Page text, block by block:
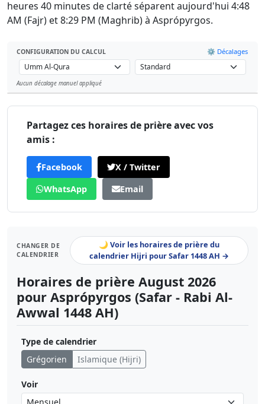
heures 40 minutes de clarté séparent aujourd'hui 4:48
AM (Fajr) et 8:29 PM (Maghrib) à Asprópyrgos.
CONFIGURATION DU CALCUL ⚙️ Décalages
Aucun décalage manuel appliqué
Partagez ces horaires de prière avec vos
amis :
Facebook
X / Twitter
WhatsApp
Email
CHANGER DE
CALENDRIER
🌙 Voir les horaires de prière du
calendrier Hijri pour Safar 1448 AH →
Horaires de prière August 2026
pour Asprópyrgos (Safar - Rabi Al-
Awwal 1448 AH)
Type de calendrier
Grégorien
Islamique (Hijri)
Voir